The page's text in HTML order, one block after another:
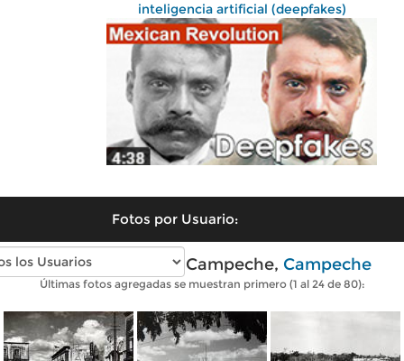
inteligencia artificial (deepfakes)
Fotos por Usuario:
Fotos antiguas de Campeche, Campeche
Últimas fotos agregadas se muestran primero (1 al 24 de 80):